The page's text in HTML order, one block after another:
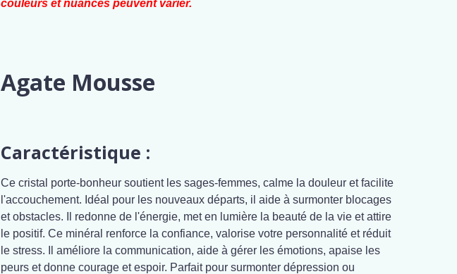
couleurs et nuances peuvent varier.
Agate Mousse
Caractéristique :
Ce cristal porte-bonheur soutient les sages-femmes, calme la douleur et facilite
l'accouchement. Idéal pour les nouveaux départs, il aide à surmonter blocages
et obstacles. Il redonne de l'énergie, met en lumière la beauté de la vie et attire
le positif. Ce minéral renforce la confiance, valorise votre personnalité et réduit
le stress. Il améliore la communication, aide à gérer les émotions, apaise les
peurs et donne courage et espoir. Parfait pour surmonter dépression ou